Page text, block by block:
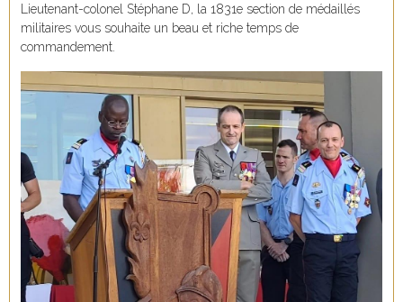
Lieutenant-colonel Stéphane D, la 1831e section de médaillés
militaires vous souhaite un beau et riche temps de
commandement.